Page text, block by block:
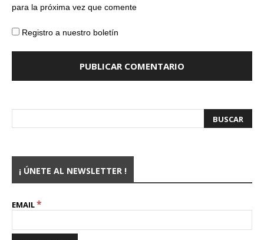
para la próxima vez que comente
Registro a nuestro boletín
¡ ÚNETE AL NEWSLETTER !
EMAIL*